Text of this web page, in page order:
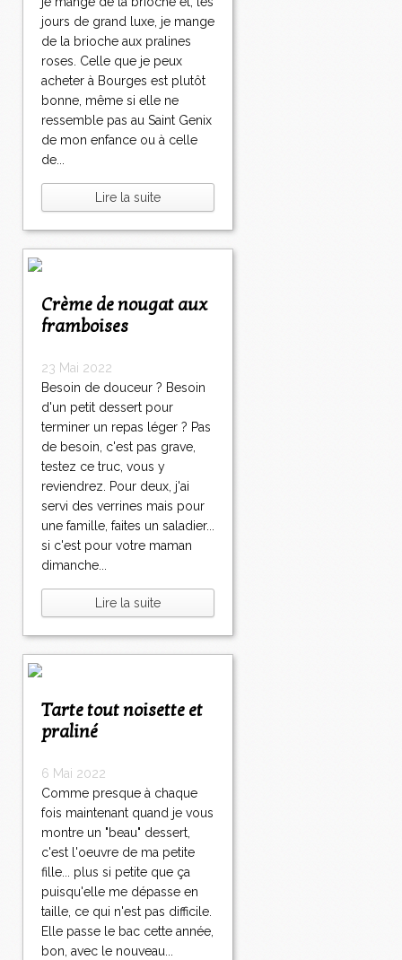
jours de grand luxe, je mange
de la brioche aux pralines
roses. Celle que je peux
acheter à Bourges est plutôt
bonne, même si elle ne
ressemble pas au Saint Genix
de mon enfance ou à celle
de...
Lire la suite
Crème de nougat aux
framboises
23 Mai 2022
Besoin de douceur ? Besoin
d'un petit dessert pour
terminer un repas léger ? Pas
de besoin, c'est pas grave,
testez ce truc, vous y
reviendrez. Pour deux, j'ai
servi des verrines mais pour
une famille, faites un saladier...
si c'est pour votre maman
dimanche...
Lire la suite
Tarte tout noisette et
praliné
6 Mai 2022
Comme presque à chaque
fois maintenant quand je vous
montre un "beau" dessert,
c'est l'oeuvre de ma petite
fille... plus si petite que ça
puisqu'elle me dépasse en
taille, ce qui n'est pas difficile.
Elle passe le bac cette année,
bon, avec le nouveau...